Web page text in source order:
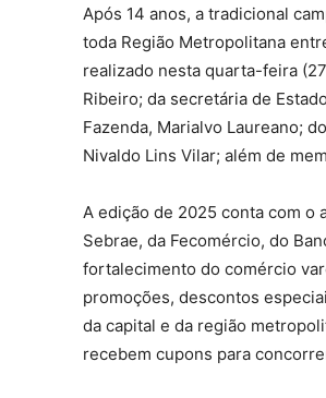
Após 14 anos, a tradicional
toda Região Metropolitana
realizado nesta quarta-feira
Ribeiro; da secretária de
Fazenda, Marialvo Laureano;
Nivaldo Lins Vilar; além de
A edição de 2025 conta com o
Sebrae, da Fecomércio, do
fortalecimento do comércio
promoções, descontos
da capital e da região
recebem cupons para